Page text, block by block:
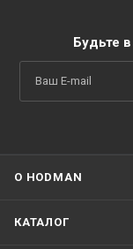
Будьте
О HODMAN
КАТАЛОГ